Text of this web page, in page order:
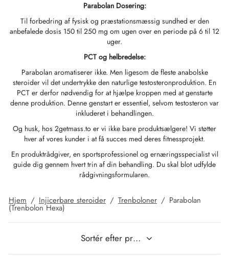
Parabolan Dosering:
Til forbedring af fysisk og præstationsmæssig sundhed er den
anbefalede dosis 150 til 250 mg om ugen over en periode på 6 til 12
uger.
PCT og helbredelse:
Parabolan aromatiserer ikke. Men ligesom de fleste anabolske
steroider vil det undertrykke den naturlige testosteronproduktion. En
PCT er derfor nødvendig for at hjælpe kroppen med at genstarte
denne produktion. Denne genstart er essentiel, selvom testosteron var
inkluderet i behandlingen.
Og husk, hos 2getmass.to er vi ikke bare produktsælgere! Vi støtter
hver af vores kunder i at få succes med deres fitnessprojekt.
En produktrådgiver, en sportsprofessionel og ernæringsspecialist vil
guide dig gennem hvert trin af din behandling. Du skal blot udfylde
rådgivningsformularen.
Hjem / Injicerbare steroider / Trenboloner / Parabolan
(Trenbolon Hexa)
EU 🇪🇺
PHARMA 🇪🇺🌍
/ GENETIC 🇪🇺
🇪🇺
/ PHARMACOM INT. 🌍
Injicerbar (Methenolon)
Injicerbar (Stanozolol)
/ T6
(Methenolonacetat)
(Sibutramin)
(Stanozolol) Oral
(L-Carnitin)
Beta TB-500
GnRH
– Myostin
(USA)